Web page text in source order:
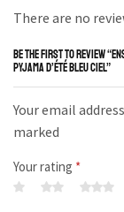
There are no
BE THE FIRST TO REVIEW
PYJAMA D’ÉTÉ BLEU CIEL”
Your email
marked
Your rating *